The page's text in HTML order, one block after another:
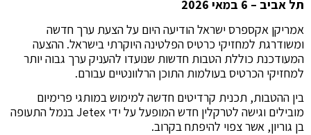
תל אביב – 6 במאי 2026
אמריקן אקספרס ישראל הודיעה היום על הצעת ערך חדשה
ומשודרגת למחזיקי כרטיס הפלטינה היוקרתי בישראל. ההצעה
המעודכנת כוללת הטבות חדשות שנועדו להעניק ערך גבוה יותר
למחזיקי הכרטיס בעולמות התוכן הרלוונטיים עבורם.
בין ההטבות, תכנית קרדיטים חדשה למימוש במותגי פרימיום
מובילים וגישה לטרקלין חדש המופעל על ידי Jetex בנמל התעופה
בן גוריון, אשר צפוי להיפתח בקרוב.